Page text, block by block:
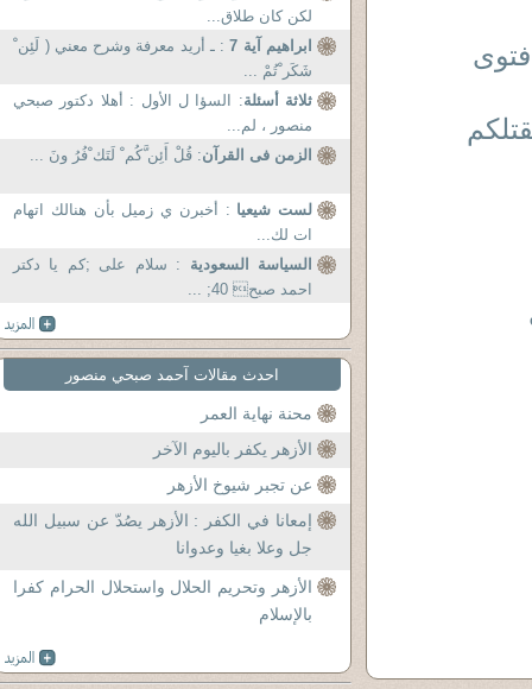
لكن كان طلاق...
ابراهيم آية 7
: ـ أريد معرفة وشرح معني ( لَئِن ْ
شَكَر ْتُمْ ...
ثلاثة أسئلة: السؤا ل الأول : أهلا دكتور صبحي
منصور ، لم...
الزمن فى القرآن: قُلْ أَئِن َّكُم ْ لَتَك ْفُرُ ونَ ...
لست شيعيا : أخبرن ي زميل بأن هنالك اتهام
ات لك...
السياسة السعودية : سلام علی ;کم یا دکتر
احمد صبح 40; ...
احدث مقالات آحمد صبحي منصور
محنة نهاية العمر
الأزهر يكفر باليوم الآخر
عن تجبر شيوخ الأزهر
إمعانا في الكفر : الأزهر يصُدّ عن سبيل الله
جل وعلا بغيا وعدوانا
الأزهر وتحريم الحلال واستحلال الحرام كفرا
بالإسلام